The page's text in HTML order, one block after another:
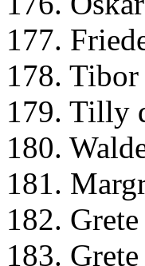
177.
178.
179. Tilly
180.
181.
182.
183.